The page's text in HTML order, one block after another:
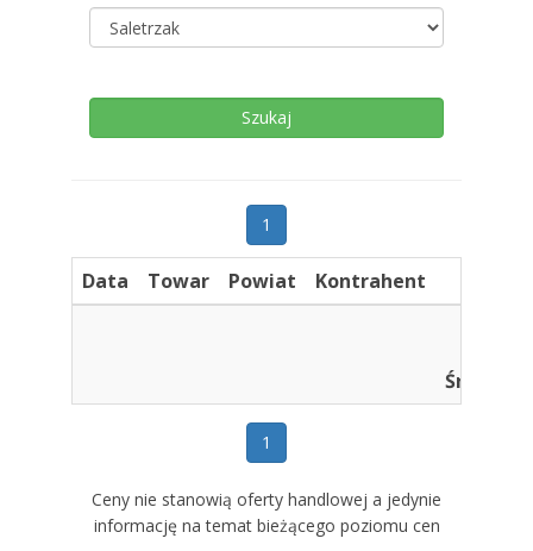
1
Data Towar Powiat
Kontrahent
Średnia :
1
Ceny nie stanowią oferty handlowej a jedynie
informację na temat bieżącego poziomu cen